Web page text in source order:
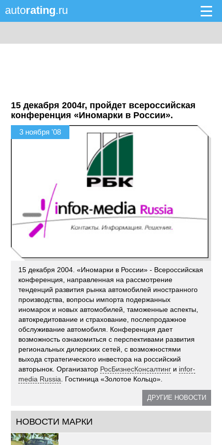
autorating.ru
15 декабря 2004г, пройдет всероссийская
конференция «Иномарки в России».
3 ноября '08
15 декабря 2004. «Иномарки в России» - Всероссийская
конференция, направленная на рассмотрение
тенденций развития рынка автомобилей иностранного
производства, вопросы импорта подержанных
иномарок и новых автомобилей, таможенные аспекты,
автокредитование и страхование, послепродажное
обслуживание автомобиля. Конференция дает
возможность ознакомиться с перспективами развития
региональных дилерских сетей, с возможностями
выхода стратегического инвестора на российский
авторынок. Организатор РосБизнесКонсалтинг и infor-
media Russia. Гостиница «Золотое Кольцо».
ДРУГИЕ НОВОСТИ
НОВОСТИ МАРКИ